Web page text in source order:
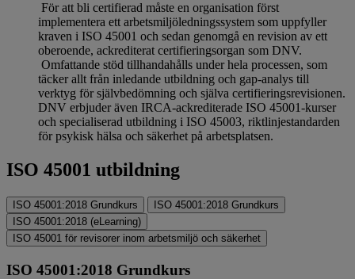
För att bli certifierad måste en organisation först
implementera ett arbetsmiljöledningssystem som uppfyller
kraven i ISO 45001 och sedan genomgå en revision av ett
oberoende, ackrediterat certifieringsorgan som DNV.
Omfattande stöd tillhandahålls under hela processen, som
täcker allt från inledande utbildning och gap-analys till
verktyg för självbedömning och själva certifieringsrevisionen.
DNV erbjuder även IRCA-ackrediterade ISO 45001-kurser
och specialiserad utbildning i ISO 45003, riktlinjestandarden
för psykisk hälsa och säkerhet på arbetsplatsen.
ISO 45001 utbildning
ISO 45001:2018 Grundkurs
ISO 45001:2018 Grundkurs
ISO 45001:2018 (eLearning)
ISO 45001 för revisorer inom arbetsmiljö och säkerhet
ISO 45001:2018 Grundkurs